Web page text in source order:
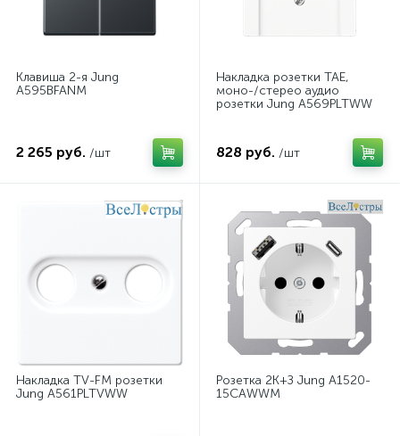
Клавиша 2-я Jung
A595BFANM
2 265 руб. /шт
Накладка розетки TAE,
моно-/стерео аудио
розетки Jung A569PLTWW
828 руб. /шт
Накладка TV-FM розетки
Jung A561PLTVWW
Розетка 2K+З Jung A1520-
15CAWWM